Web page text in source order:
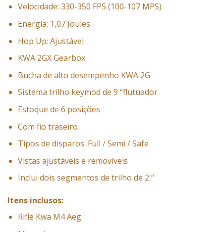
Velocidade: 330-350 FPS (100-107 MPS)
Energia: 1,07 Joules
Hop Up: Ajustável
KWA 2GX Gearbox
Bucha de alto desempenho KWA 2G
Sistema trilho keymod de 9 “flutuador
Estoque de 6 posições
Com fio traseiro
Tipos de disparos: Full / Semi / Safe
Vistas ajustáveis ​​e removíveis
Inclui dois segmentos de trilho de 2 “
Itens inclusos:
Rifle Kwa M4 Aeg